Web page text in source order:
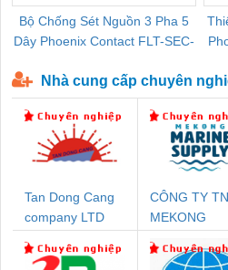
Bộ Chống Sét Nguồn 3 Pha 5
Dây Phoenix Contact FLT-SEC-
Nhà cung cấp chuyên
Tan Dong Cang
company LTD
CÔNG TY
MEKONG
SUPPLY